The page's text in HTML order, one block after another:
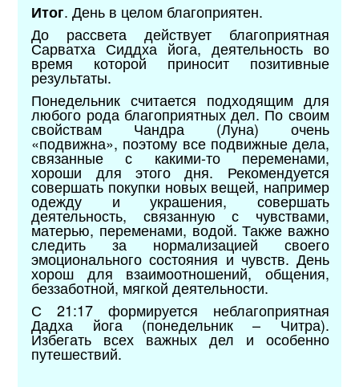
Итог. День в целом благоприятен.
До рассвета действует благоприятная
Сарватха Сиддха йога, деятельность во
время которой приносит позитивные
результаты.
Понедельник считается подходящим для
любого рода благоприятных дел. По своим
свойствам Чандра (Луна) очень
«подвижна», поэтому все подвижные дела,
связанные с какими-то переменами,
хороши для этого дня. Рекомендуется
совершать покупки новых вещей, например
одежду и украшения, совершать
деятельность, связанную с чувствами,
матерью, переменами, водой. Также важно
следить за нормализацией своего
эмоционального состояния и чувств. День
хорош для взаимоотношений, общения,
беззаботной, мягкой деятельности.
С 21:17 формируется неблагоприятная
Дадха йога (понедельник – Читра).
Избегать всех важных дел и особенно
путешествий.